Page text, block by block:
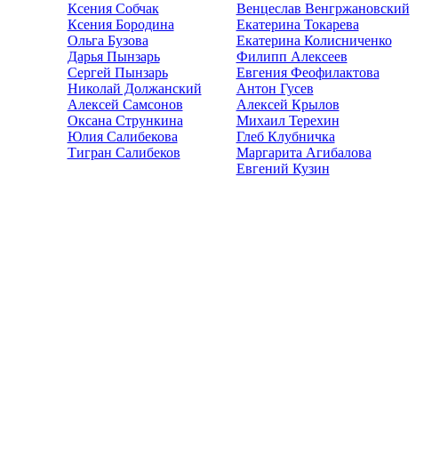
Ксения Собчак
Ксения Бородина
Ольга Бузова
Дарья Пынзарь
Сергей Пынзарь
Николай Должанский
Алексей Самсонов
Оксана Стрункина
Юлия Салибекова
Тигран Салибеков
Венцеслав Венгржановский
Екатерина Токарева
Екатерина Колисниченко
Филипп Алексеев
Евгения Феофилактова
Антон Гусев
Алексей Крылов
Михаил Терехин
Глеб Клубничка
Маргарита Агибалова
Евгений Кузин